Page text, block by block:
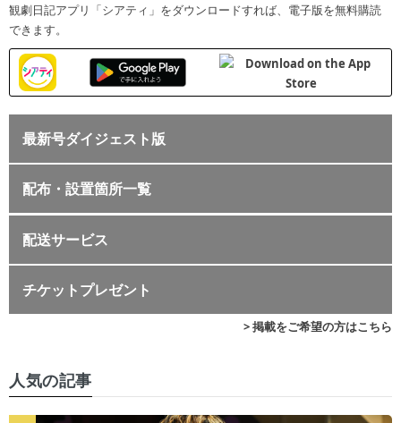
観劇日記アプリ「シアティ」をダウンロードすれば、電子版を無料購読
できます。
最新号ダイジェスト版
配布・設置箇所一覧
配送サービス
チケットプレゼント
> 掲載をご希望の方はこちら
人気の記事